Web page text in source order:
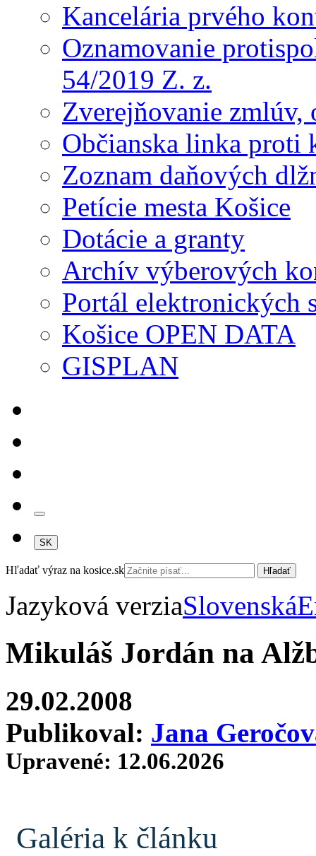
Kancelária prvého
Oznamovanie
54/2019 Z. z.
Zverejňovanie zmlúv,
Občianska linka proti
Zoznam daňových
Petície mesta Košice
Dotácie a granty
Archív výberových
Portál elektronických
Košice OPEN DATA
GISPLAN
SK
Hľadať výraz na kosice.sk Hľadať
Jazyková verziaSlovenská
Mikuláš Jordán na
29.02.2008
Publikoval: Jana
Upravené: 12.06.2026
Galéria k článku